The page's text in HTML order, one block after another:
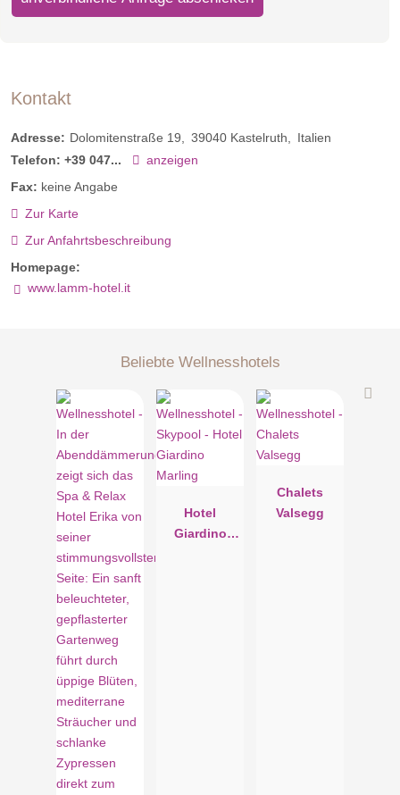
Kontakt
Adresse: Dolomitenstraße 19 39040 Kastelruth
Italien
Telefon: +39 047...
anzeigen
Fax: keine Angabe
Zur Karte
Zur Anfahrtsbeschreibung
Homepage:
www.lamm-hotel.it
Beliebte Wellnesshotels
Hotel
Giardino
Chalets
Valsegg